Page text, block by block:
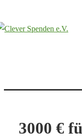
Zum
3000 €